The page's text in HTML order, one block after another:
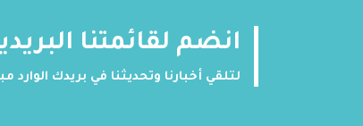
انضم لقائمتنا
لتلقي أخبارنا وتحديثنا في بريدك الوارد